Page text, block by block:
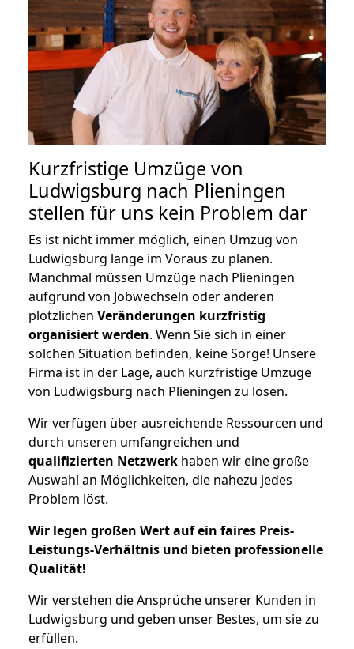
Kurzfristige Umzüge von
Ludwigsburg nach Plieningen
stellen für uns kein Problem dar
Es ist nicht immer möglich, einen Umzug von
Ludwigsburg lange im Voraus zu planen.
Manchmal müssen Umzüge nach Plieningen
aufgrund von Jobwechseln oder anderen
plötzlichen Veränderungen kurzfristig
organisiert werden. Wenn Sie sich in einer
solchen Situation befinden, keine Sorge! Unsere
Firma ist in der Lage, auch kurzfristige Umzüge
von Ludwigsburg nach Plieningen zu lösen.
Wir verfügen über ausreichende Ressourcen und
durch unseren umfangreichen und
qualifizierten Netzwerk haben wir eine große
Auswahl an Möglichkeiten, die nahezu jedes
Problem löst.
Wir legen großen Wert auf ein faires Preis-
Leistungs-Verhältnis und bieten professionelle
Qualität!
Wir verstehen die Ansprüche unserer Kunden in
Ludwigsburg und geben unser Bestes, um sie zu
erfüllen.